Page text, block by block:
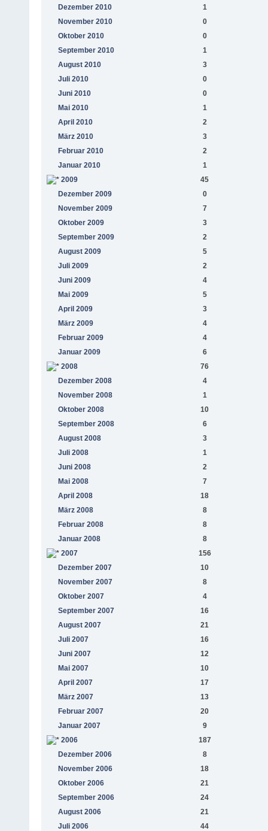
Dezember 2010
1
November 2010
0
Oktober 2010
0
September 2010
1
August 2010
3
Juli 2010
0
Juni 2010
0
Mai 2010
1
April 2010
2
März 2010
3
Februar 2010
2
Januar 2010
1
2009
45
Dezember 2009
0
November 2009
7
Oktober 2009
3
September 2009
2
August 2009
5
Juli 2009
2
Juni 2009
4
Mai 2009
5
April 2009
3
März 2009
4
Februar 2009
4
Januar 2009
6
2008
76
Dezember 2008
4
November 2008
1
Oktober 2008
10
September 2008
6
August 2008
3
Juli 2008
1
Juni 2008
2
Mai 2008
7
April 2008
18
März 2008
8
Februar 2008
8
Januar 2008
8
2007
156
Dezember 2007
10
November 2007
8
Oktober 2007
4
September 2007
16
August 2007
21
Juli 2007
16
Juni 2007
12
Mai 2007
10
April 2007
17
März 2007
13
Februar 2007
20
Januar 2007
9
2006
187
Dezember 2006
8
November 2006
18
Oktober 2006
21
September 2006
24
August 2006
21
Juli 2006
44